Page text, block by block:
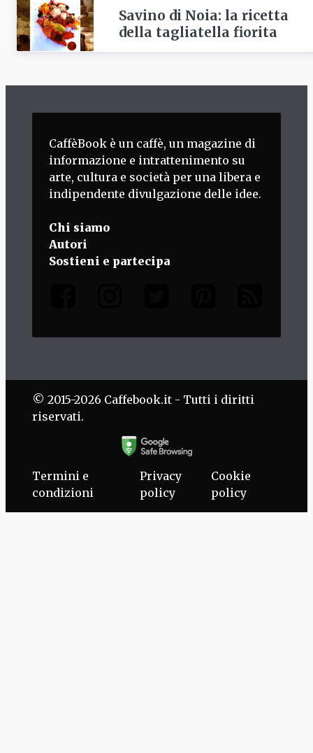
Savino di Noia: la ricetta
della tagliatella fiorita
CaffèBook è un caffè, un magazine di
informazione e intrattenimento su
arte, cultura e società per una libera e
indipendente divulgazione delle idee.
Chi siamo
Autori
Sostieni e partecipa
© 2015-2026 Caffebook.it - Tutti i diritti
riservati.
Termini e
condizioni
Privacy
policy
Cookie
policy